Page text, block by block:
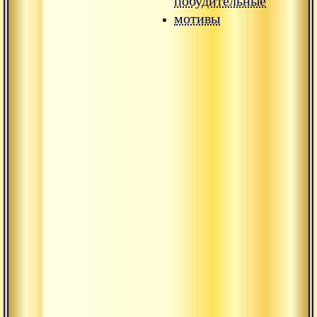
мотивы